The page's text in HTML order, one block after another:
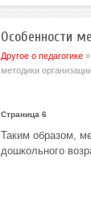
Особенности
Другое о педагогике»
методики
Страница 6
Таким образом,
дошкольного